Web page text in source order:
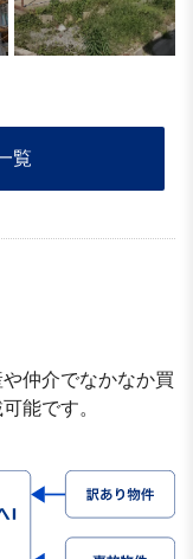
覧
仲介でなかなか買
能です。